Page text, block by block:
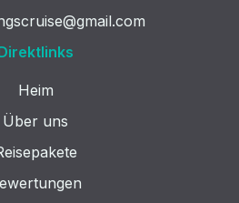
Heim
Über uns